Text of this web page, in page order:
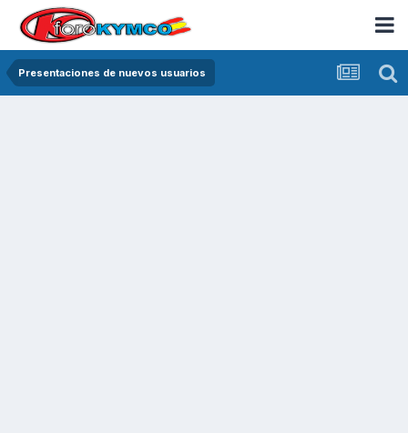
Presentaciones de nuevos usuarios